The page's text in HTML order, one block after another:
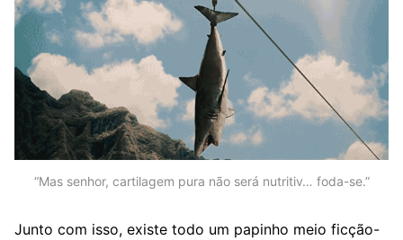
“Mas senhor, cartilagem pura não será nutritiv… foda-se.”
Junto com isso, existe todo um papinho meio ficção-